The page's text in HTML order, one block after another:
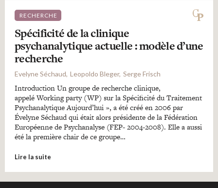
RECHERCHE
Spécificité de la clinique
psychanalytique actuelle : modèle d’une
recherche
Evelyne Séchaud Leopoldo Bleger Serge Frisch
Introduction Un groupe de recherche clinique,
appelé Working party (WP) sur la Spécificité du Traitement
Psychanalytique Aujourd’hui », a été créé en 2006 par
Évelyne Séchaud qui était alors présidente de la Fédération
Européenne de Psychanalyse (FEP- 2004-2008). Elle a aussi
été la première chair de ce groupe…
Lire la suite